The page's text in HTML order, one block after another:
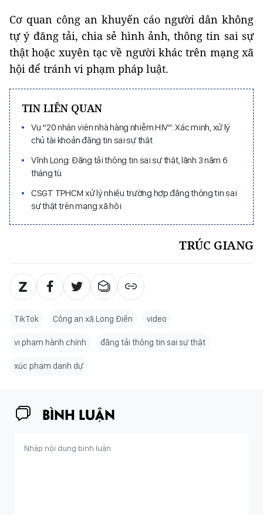
Cơ quan công an khuyến cáo người dân không
tự ý đăng tải, chia sẻ hình ảnh, thông tin sai sự
thật hoặc xuyên tạc về người khác trên mạng xã
hội để tránh vi phạm pháp luật.
TIN LIÊN QUAN
Vụ “20 nhân viên nhà hàng nhiễm HIV”: Xác minh, xử lý
chủ tài khoản đăng tin sai sự thật
Vĩnh Long: Đăng tải thông tin sai sự thật, lãnh 3 năm 6
tháng tù
CSGT TPHCM xử lý nhiều trường hợp đăng thông tin sai
sự thật trên mạng xã hội
TRÚC GIANG
TikTok Công an xã Long Điền video
vi phạm hành chính đăng tải thông tin sai sự thật
xúc phạm danh dự
BÌNH LUẬN